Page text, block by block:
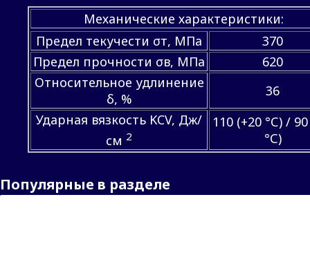
Механические характеристики:
Предел текучести σт, МПа
370
Предел прочности σв, МПа
620
Относительное удлинение
δ, %
36
Ударная вязкость KCV, Дж/
см 2
110 (+20 °С) /
°С)
Популярные в разделе